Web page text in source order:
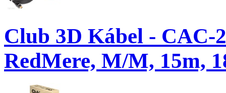
Club 3D Kábel - CAC-
RedMere, M/M, 15m,